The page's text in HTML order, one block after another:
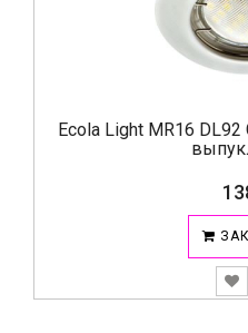
Ecola Light MR16 DL92